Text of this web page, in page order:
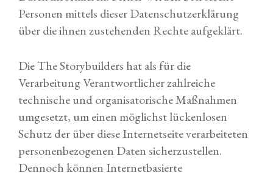
Personen mittels dieser Datenschutzerklärung
über die ihnen zustehenden Rechte aufgeklärt.
Die The Storybuilders hat als für die
Verarbeitung Verantwortlicher zahlreiche
technische und organisatorische Maßnahmen
umgesetzt, um einen möglichst lückenlosen
Schutz der über diese Internetseite verarbeiteten
personenbezogenen Daten sicherzustellen.
Dennoch können Internetbasierte